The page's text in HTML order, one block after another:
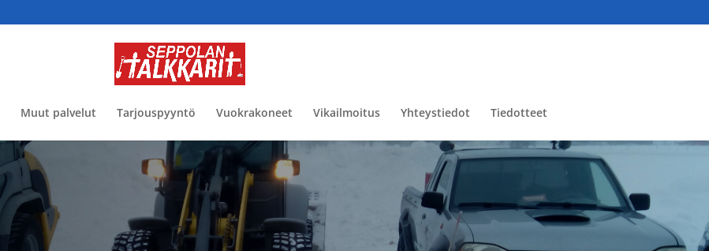
Muut palvelut Tarjouspyyntö Vuokrakoneet Vikailmoitus Yhteystiedot Tiedotteet